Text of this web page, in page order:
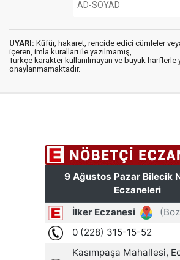
UYARI: Küfür, hakaret, rencide edici cümleler
içeren, imla kuralları ile yazılmamış,
Türkçe karakter kullanılmayan ve büyük harflerle
onaylanmamaktadır.